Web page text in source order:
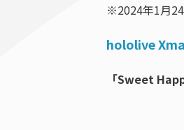
※2024年1月24
hololive
「Sweet